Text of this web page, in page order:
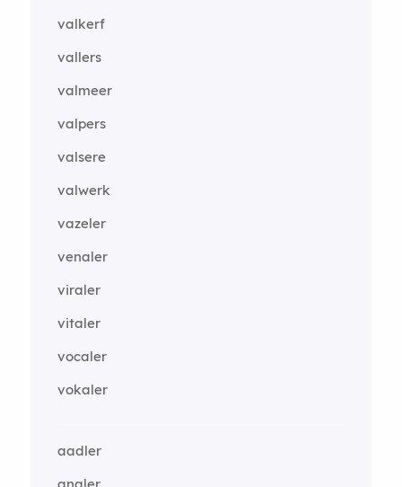
valkerf
vallers
valmeer
valpers
valsere
valwerk
vazeler
venaler
viraler
vitaler
vocaler
vokaler
aadler